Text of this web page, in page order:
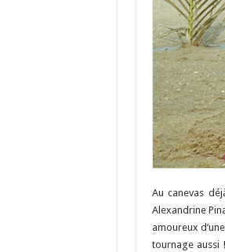
Au canevas
Alexandrine
amoureux
tournage aussi